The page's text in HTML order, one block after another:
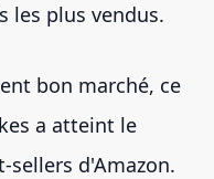
les plus vendus.
bon marché, ce
a atteint le
sellers d'Amazon.